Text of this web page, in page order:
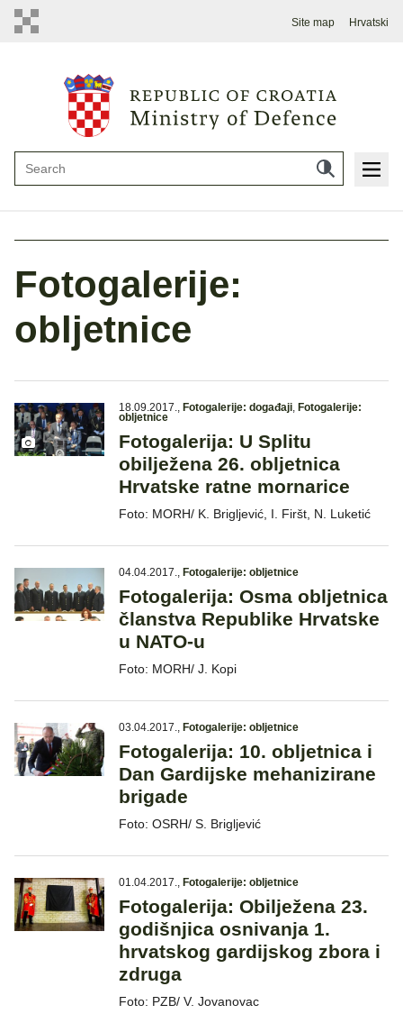
Site map Hrvatski
Fotogalerije:
obljetnice
18.09.2017., Fotogalerije: događaji, Fotogalerije:
obljetnice
Fotogalerija: U Splitu
obilježena 26. obljetnica
Hrvatske ratne mornarice
Foto: MORH/ K. Brigljević, I. Firšt, N. Luketić
04.04.2017., Fotogalerije: obljetnice
Fotogalerija: Osma obljetnica
članstva Republike Hrvatske
u NATO-u
Foto: MORH/ J. Kopi
03.04.2017., Fotogalerije: obljetnice
Fotogalerija: 10. obljetnica i
Dan Gardijske mehanizirane
brigade
Foto: OSRH/ S. Brigljević
01.04.2017., Fotogalerije: obljetnice
Fotogalerija: Obilježena 23.
godišnjica osnivanja 1.
hrvatskog gardijskog zbora i
zdruga
Foto: PZB/ V. Jovanovac